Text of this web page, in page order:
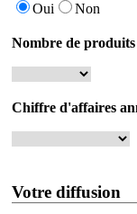
Oui Non
Nombre de
Chiffre d'affaires
Votre diffusion